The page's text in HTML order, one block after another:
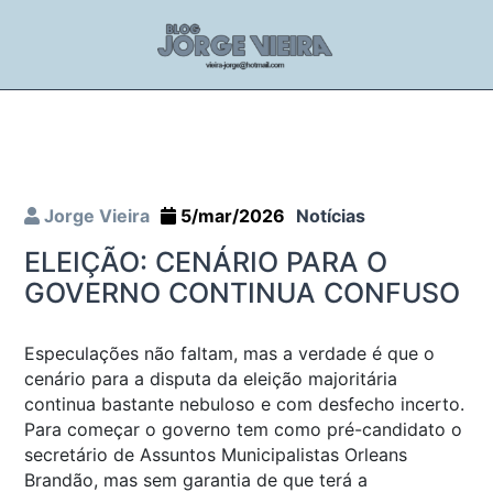
Jorge Vieira 5/mar/2026 Notícias
ELEIÇÃO: CENÁRIO PARA O
GOVERNO CONTINUA CONFUSO
Especulações não faltam, mas a verdade é que o
cenário para a disputa da eleição majoritária
continua bastante nebuloso e com desfecho incerto.
Para começar o governo tem como pré-candidato o
secretário de Assuntos Municipalistas Orleans
Brandão, mas sem garantia de que terá a